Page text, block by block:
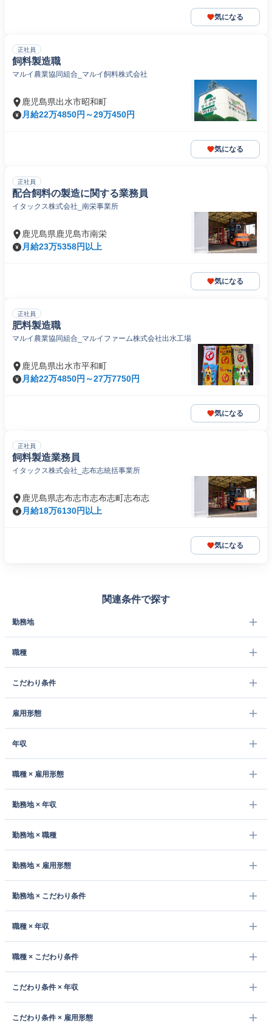
気になる
正社員
飼料製造職
マルイ農業協同組合_マルイ飼料株式会社
鹿児島県出水市昭和町
月給22万4850円～29万450円
気になる
正社員
配合飼料の製造に関する業務員
イタックス株式会社_南栄事業所
鹿児島県鹿児島市南栄
月給23万5358円以上
気になる
正社員
肥料製造職
マルイ農業協同組合_マルイファーム株式会社出水工場
鹿児島県出水市平和町
月給22万4850円～27万7750円
気になる
正社員
飼料製造業務員
イタックス株式会社_志布志統括事業所
鹿児島県志布志市志布志町志布志
月給18万6130円以上
気になる
関連条件で探す
勤務地
職種
こだわり条件
雇用形態
年収
職種 × 雇用形態
勤務地 × 年収
勤務地 × 職種
勤務地 × 雇用形態
勤務地 × こだわり条件
職種 × 年収
職種 × こだわり条件
こだわり条件 × 年収
こだわり条件 × 雇用形態